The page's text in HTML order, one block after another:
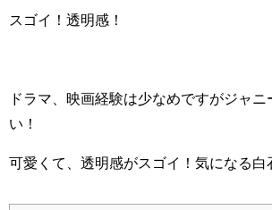
スゴイ！透明感！
ドラマ、映画経験は少なめですがジャ
い！
可愛くて、透明感がスゴイ！気になる白